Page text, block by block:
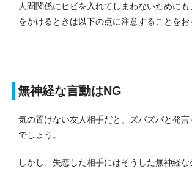
人間関係にヒビを入れてしまわないために
をかけるときは以下の点に注意することをお
無神経な言動はNG
気の置けない友人相手だと、ズバズバと発言
でしょう。
しかし、失恋した相手にはそうした無神経な